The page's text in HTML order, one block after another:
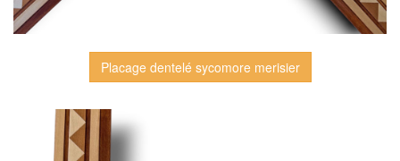
Placage dentelé sycomore merisier